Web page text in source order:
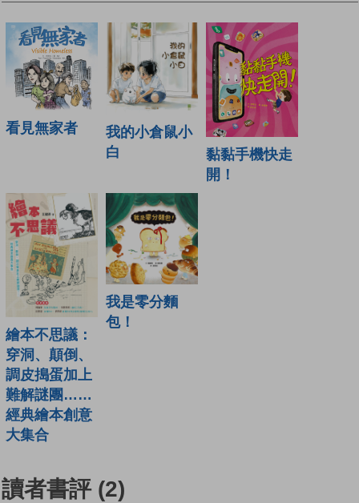
看見無家者
我的小倉鼠小
白
黏黏手機快走
開！
繪本不思議：
穿洞、顛倒、
調皮搗蛋加上
難解謎團……
經典繪本創意
大集合
我是零分麵
包！
讀者書評 (2)